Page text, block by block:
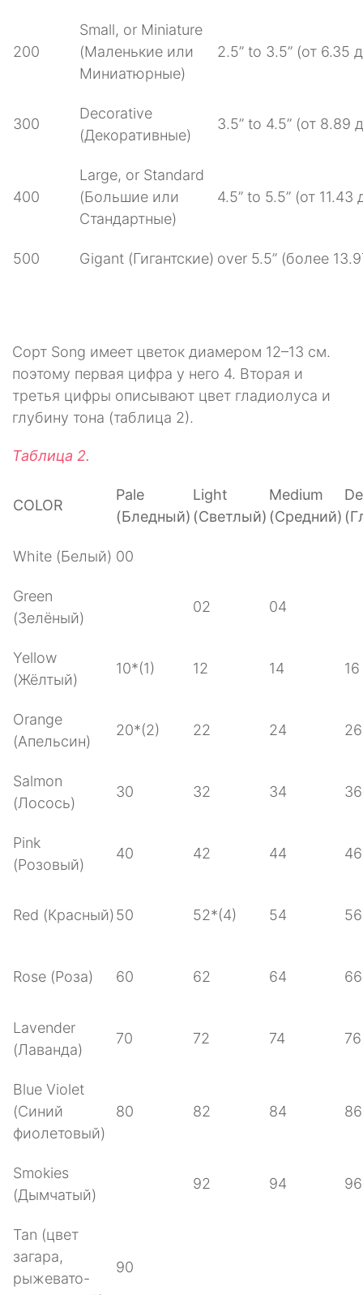
200
Small, or Miniature
(Маленькие или
Миниатюрные)
2.5” to 3.5” (от 6.35
300
Decorative
(Декоративные)
3.5” to 4.5” (от 8.89
400
Large, or Standard
(Большие или
Стандартные)
4.5” to 5.5” (от
500 Gigant (Гигантские) over 5.5” (более
Сорт Song имеет цветок диамером 12–13 см.
поэтому первая цифра у него 4. Вторая и
третья цифры описывают цвет гладиолуса и
глубину тона (таблица 2).
Таблица 2.
COLOR
Pale
(Бледный)
Light
(Светлый)
Medium
(Средний)
White (Белый) 00
Green
(Зелёный)
02 04
Yellow
(Жёлтый)
10*(1) 12 14 16
Orange
(Апельсин)
20*(2) 22 24 26
Salmon
(Лосось)
30 32 34
Pink
(Розовый)
40 42 44 46
Red (Красный)50 52*(4) 54 56
Rose (Роза) 60 62 64 66
Lavender
(Лаванда)
70 72 74 76
Blue Violet
(Синий
фиолетовый)
80 82 84 86
Smokies
(Дымчатый)
92 94 96
Tan (цвет
загара,
рыжевато-
90